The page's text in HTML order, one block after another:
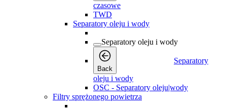
czasowe
TWD
Separatory oleju i wody
Separatory oleju i wody
Back
Separatory
oleju i wody
OSC - Separatory oleju|wody
Filtry sprężonego powietrza